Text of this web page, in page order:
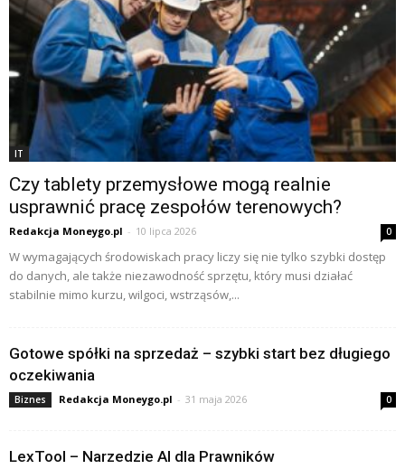
IT
Czy tablety przemysłowe mogą realnie
usprawnić pracę zespołów terenowych?
Redakcja Moneygo.pl - 10 lipca 2026 0
W wymagających środowiskach pracy liczy się nie tylko szybki dostęp
do danych, ale także niezawodność sprzętu, który musi działać
stabilnie mimo kurzu, wilgoci, wstrząsów,...
Gotowe spółki na sprzedaż – szybki start bez długiego
oczekiwania
Biznes Redakcja Moneygo.pl - 31 maja 2026 0
LexTool – Narzedzie AI dla Prawników